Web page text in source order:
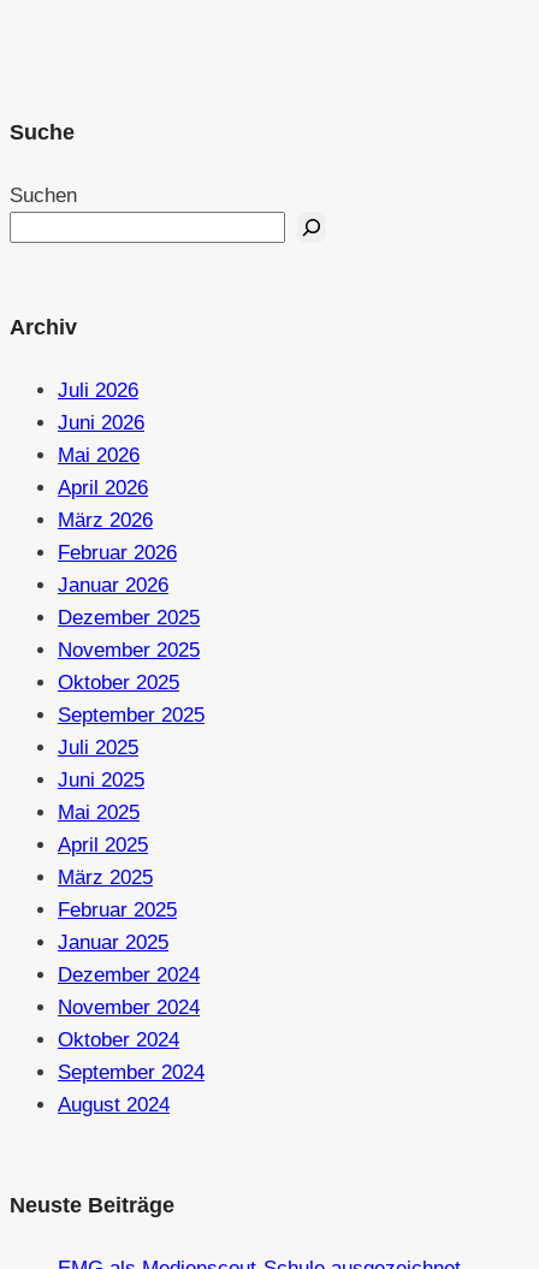
Suche
Suchen
Archiv
Juli 2026
Juni 2026
Mai 2026
April 2026
März 2026
Februar 2026
Januar 2026
Dezember 2025
November 2025
Oktober 2025
September 2025
Juli 2025
Juni 2025
Mai 2025
April 2025
März 2025
Februar 2025
Januar 2025
Dezember 2024
November 2024
Oktober 2024
September 2024
August 2024
Neuste Beiträge